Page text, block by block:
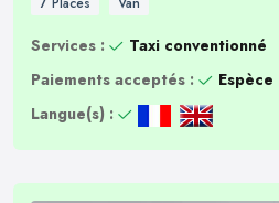
Services :
Taxi conventionné
Paiements acceptés :
Espèce
Langue(s) :